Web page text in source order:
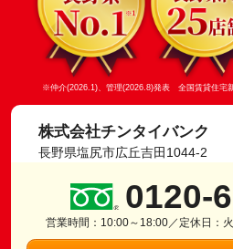
※仲介(2026.1)、管理(2026.8)発表 全国賃貸住宅
株式会社チンタイバンク
長野県塩尻市広丘吉田1044-2
0120-
営業時間：10:00～18:00／定休日：